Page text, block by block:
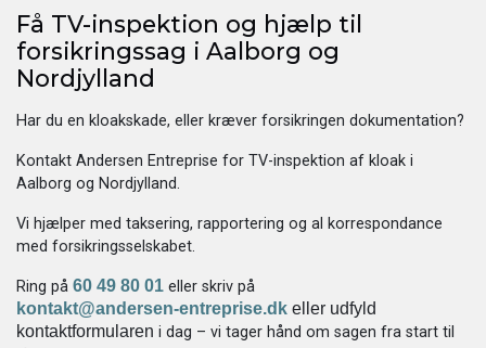
Få TV-inspektion og hjælp til
forsikringssag i Aalborg og
Nordjylland
Har du en kloakskade, eller kræver forsikringen dokumentation?
Kontakt Andersen Entreprise for TV-inspektion af kloak i
Aalborg og Nordjylland.
Vi hjælper med taksering, rapportering og al korrespondance
med forsikringsselskabet.
Ring på 60 49 80 01 eller skriv på
kontakt@andersen-entreprise.dk eller udfyld
kontaktformularen i dag – vi tager hånd om sagen fra start til